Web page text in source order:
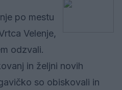
po mestu
Velenje,
odzvali.
in željni novih
so obiskovali in